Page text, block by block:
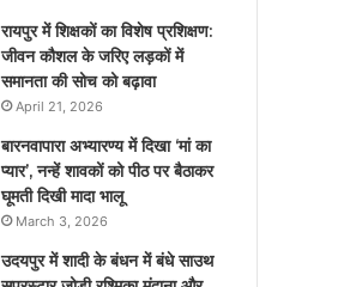
रायपुर में शिक्षकों का विशेष प्रशिक्षण:
जीवन कौशल के जरिए लड़कों में
समानता की सोच को बढ़ावा
April 21, 2026
बारनवापारा अभ्यारण्य में दिखा ‘मां का
प्यार’, नन्हें शावकों को पीठ पर बैठाकर
घूमती दिखी मादा भालू
March 3, 2026
उदयपुर में शादी के बंधन में बंधे साउथ